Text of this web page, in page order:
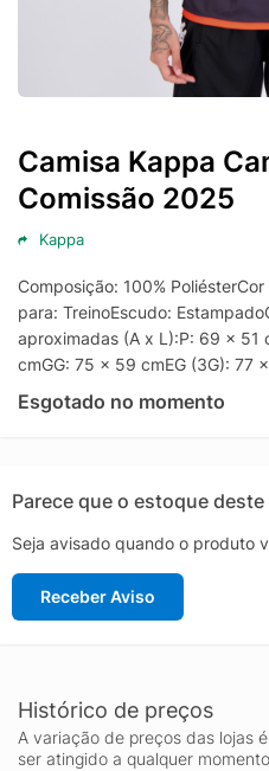
Camisa Kappa
Comissão 2025
Kappa
Composição: 100%
para: TreinoEscudo:
aproximadas (A x L):P: 69 x
cmGG: 75 x 59 cmEG (3G): 77
Esgotado no momento
Parece que o estoque
Seja avisado quando o produto
Receber Aviso
Histórico de preços
A variação de preços das lojas
ser atingido a qualquer